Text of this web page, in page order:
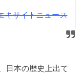
キサイトニュース
日本の歴史上出て